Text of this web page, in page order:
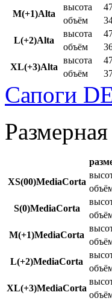
M(+1)Alta
высота
объём
L(+2)Alta
высота
объём
XL(+3)Alta
высота
объём
Сапоги
XS(00)MediaCorta
S(0)MediaCorta
M(+1)MediaCorta
L(+2)MediaCorta
XL(+3)MediaCorta